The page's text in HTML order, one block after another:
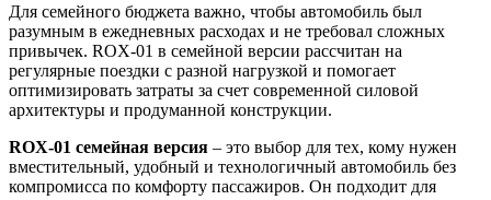
Для семейного бюджета важно, чтобы автомобиль был
разумным в ежедневных расходах и не требовал сложных
привычек. ROX-01 в семейной версии рассчитан на
регулярные поездки с разной нагрузкой и помогает
оптимизировать затраты за счет современной силовой
архитектуры и продуманной конструкции.
ROX-01 семейная версия – это выбор для тех, кому нужен
вместительный, удобный и технологичный автомобиль без
компромисса по комфорту пассажиров. Он подходит для